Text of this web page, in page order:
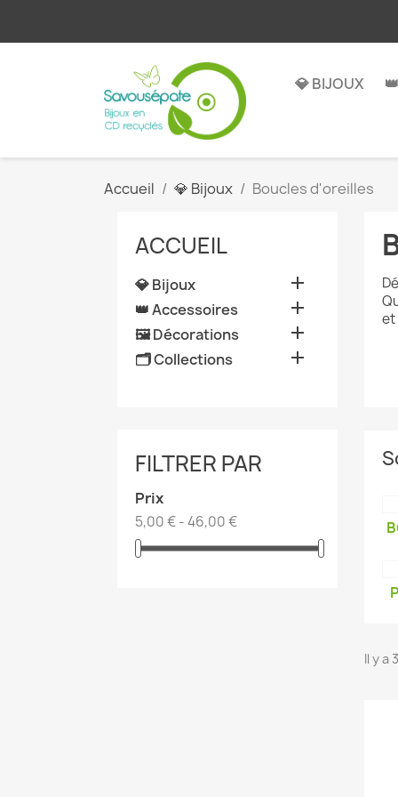
💎 BIJOUX
Accueil 💎 Bijoux Boucles d'oreilles
ACCUEIL
💎 Bijoux 
👑 Accessoires 
🖼️ Décorations 
🗂️ Collections 
FILTRER PAR
Prix
5,00 € - 46,00 €
et
Il y a